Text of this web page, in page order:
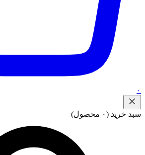
۰
سبد خرید (۰ محصول)